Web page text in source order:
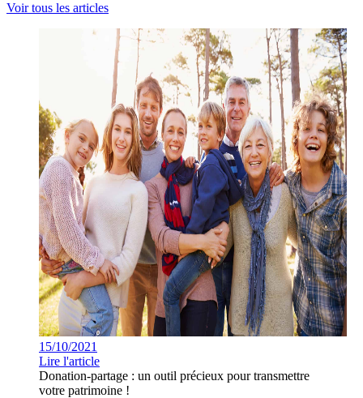
Voir tous les articles
15/10/2021
Lire l'article
Donation-partage : un outil précieux pour transmettre
votre patrimoine !